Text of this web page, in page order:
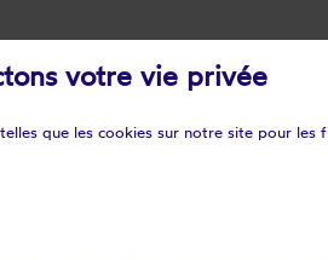
graisser chaque année les
toutes les saletés qui se
gouttes déposées
roues d’enroulement
faire appel à un
votre vie privée
que les cookies sur notre site pour les